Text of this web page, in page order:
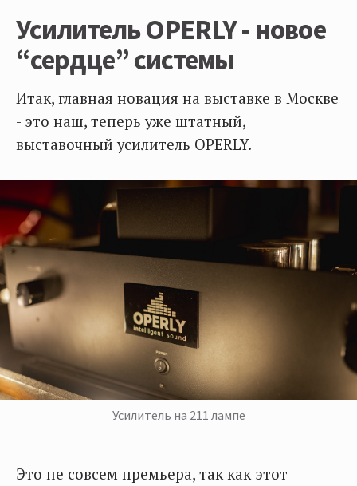
Усилитель OPERLY - новое
“сердце” системы
Итак, главная новация на выставке в Москве
- это наш, теперь уже штатный,
выставочный усилитель OPERLY.
Усилитель на 211 лампе
Это не совсем премьера, так как этот